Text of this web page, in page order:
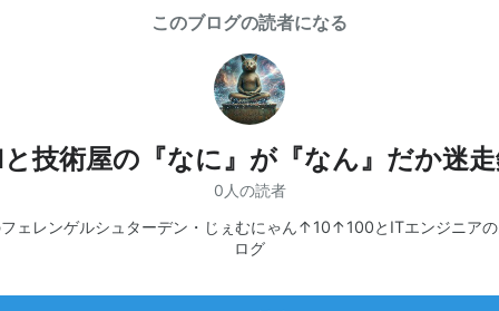
このブログの読者になる
技術屋の『なに』が『なん』だか迷
0人の読者
ェレンゲルシュターデン・じぇむにゃん↑10↑100とITエンジニア
ログ